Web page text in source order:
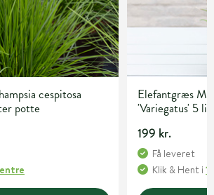
cespitosa
potte
Elefantgræs
'Variegatus' 5
199 kr.
Få leveret
Klik & Hent i